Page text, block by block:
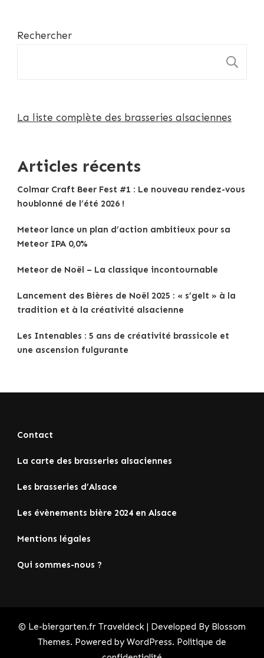
Rechercher
La liste complète des brasseries alsaciennes
Articles récents
Colmar Craft Beer Fest #1 : Le nouveau rendez-vous
houblonné de l’été 2026 !
Meteor lance un plan d’action ambitieux pour sa
Meteor IPA 0,0%
Meteor de Noël – La classique incontournable
Lancement des Bières de Noël 2025 : « s’gelt » à la
tradition et à la créativité alsacienne
Les Intenables : 5 ans de créativité brassicole et
une ascension fulgurante
Contact
La carte des brasseries alsaciennes
Les brasseries d’Alsace
Les évènements bière 2024 en Alsace
Mentions légales
Qui sommes-nous ?
© Le-biergarten.fr Traveldeck | Developed By Blossom
Themes. Powered by WordPress. Politique de